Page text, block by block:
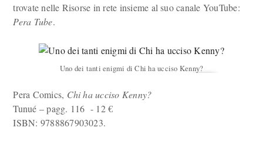
trovate nelle Risorse in rete insieme al suo canale YouTube:
Pera Tube.
Uno dei tanti enigmi di Chi ha ucciso Kenny?
Pera Comics, Chi ha ucciso Kenny?
Tunué – pagg. 116 - 12 €
ISBN: 9788867903023.